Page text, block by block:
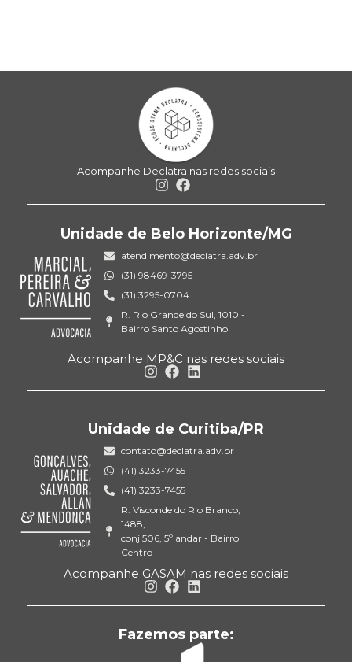
Acompanhe Declatra nas redes sociais
Unidade de Belo Horizonte/MG
atendimento@declatra.adv.br
(31) 98469-3795
(31) 3295-0704
R. Rio Grande do Sul, 1010 -
Bairro Santo Agostinho
Acompanhe MP&C nas redes sociais
Unidade de Curitiba/PR
contato@declatra.adv.br
(41) 3233-7455
(41) 3233-7455
R. Visconde do Rio Branco,
1488,
conj 506, 5º andar - Bairro
Centro
Acompanhe GASAM nas redes sociais
Fazemos parte: